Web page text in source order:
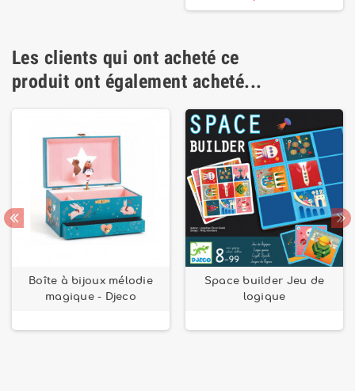
Les clients qui ont acheté ce
produit ont également acheté...
Boîte à bijoux mélodie
magique - Djeco
Space builder Jeu de
logique